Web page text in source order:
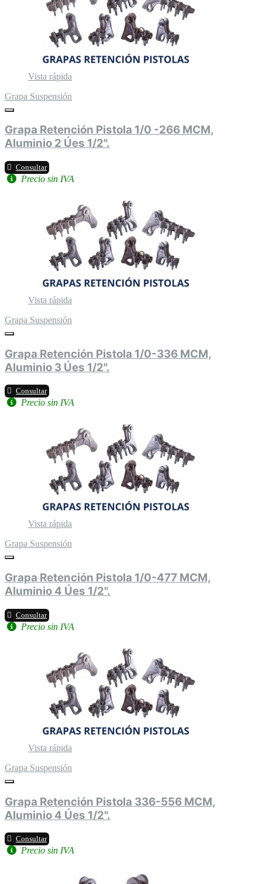
Vista rápida
Grapa Suspensión
Grapa Retención Pistola 1/0 -266 MCM,
Aluminio 2 Úes 1/2".
Consultar
Precio sin IVA
Vista rápida
Grapa Suspensión
Grapa Retención Pistola 1/0-336 MCM,
Aluminio 3 Úes 1/2".
Consultar
Precio sin IVA
Vista rápida
Grapa Suspensión
Grapa Retención Pistola 1/0-477 MCM,
Aluminio 4 Úes 1/2".
Consultar
Precio sin IVA
Vista rápida
Grapa Suspensión
Grapa Retención Pistola 336-556 MCM,
Aluminio 4 Úes 1/2".
Consultar
Precio sin IVA